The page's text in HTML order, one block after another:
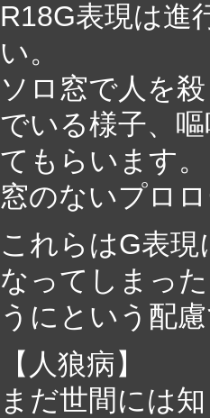
R18G表現は進
い。
ソロ窓で人を
でいる様子、
てもらいます。
窓のないプロ
これらはG表
なってしまっ
うにという配
【人狼病】
まだ世間には